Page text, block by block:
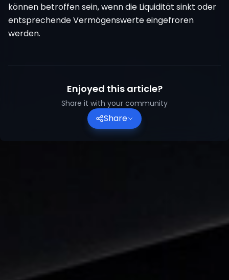
können betroffen sein, wenn die Liquidität sinkt oder
entsprechende Vermögenswerte eingefroren
werden.
Enjoyed this article?
Share it with your community
Share